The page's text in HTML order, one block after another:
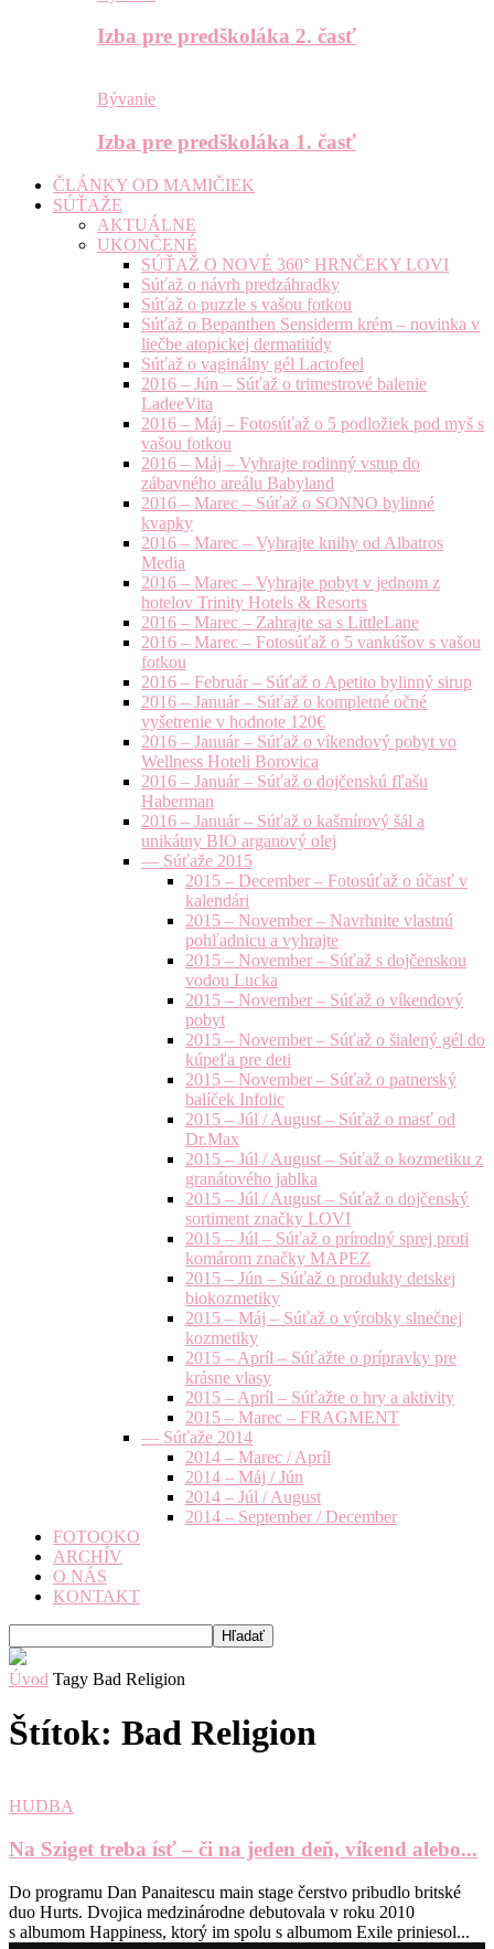
Izba pre predškoláka 2. časť
Bývanie
Izba pre predškoláka 1. časť
ČLÁNKY OD MAMIČIEK
SÚŤAŽE
AKTUÁLNE
UKONČENÉ
SÚŤAŽ O NOVÉ 360° HRNČEKY LOVI
Súťaž o návrh predzáhradky
Súťaž o puzzle s vašou fotkou
Súťaž o Bepanthen Sensiderm krém – novinka v
liečbe atopickej dermatitídy
Súťaž o vaginálny gél Lactofeel
2016 – Jún – Súťaž o trimestrové balenie
LadeeVita
2016 – Máj – Fotosúťaž o 5 podložiek pod myš s
vašou fotkou
2016 – Máj – Vyhrajte rodinný vstup do
zábavného areálu Babyland
2016 – Marec – Súťaž o SONNO bylinné
kvapky
2016 – Marec – Vyhrajte knihy od Albatros
Media
2016 – Marec – Vyhrajte pobyt v jednom z
hotelov Trinity Hotels & Resorts
2016 – Marec – Zahrajte sa s LittleLane
2016 – Marec – Fotosúťaž o 5 vankúšov s vašou
fotkou
2016 – Február – Súťaž o Apetito bylinný sirup
2016 – Január – Súťaž o kompletné očné
vyšetrenie v hodnote 120€
2016 – Január – Súťaž o víkendový pobyt vo
Wellness Hoteli Borovica
2016 – Január – Súťaž o dojčenskú fľašu
Haberman
2016 – Január – Súťaž o kašmírový šál a
unikátny BIO arganový olej
— Súťaže 2015
2015 – December – Fotosúťaž o účasť v
kalendári
2015 – November – Navrhnite vlastnú
pohľadnicu a vyhrajte
2015 – November – Súťaž s dojčenskou
vodou Lucka
2015 – November – Súťaž o víkendový
pobyt
2015 – November – Súťaž o šialený gél do
kúpeľa pre deti
2015 – November – Súťaž o patnerský
balíček Infolic
2015 – Júl / August – Súťaž o masť od
Dr.Max
2015 – Júl / August – Súťaž o kozmetiku z
granátového jablka
2015 – Júl / August – Súťaž o dojčenský
sortiment značky LOVI
2015 – Júl – Súťaž o prírodný sprej proti
komárom značky MAPEZ
2015 – Jún – Súťaž o produkty detskej
biokozmetiky
2015 – Máj – Súťaž o výrobky slnečnej
kozmetiky
2015 – Apríl – Súťažte o prípravky pre
krásne vlasy
2015 – Apríl – Súťažte o hry a aktivity
2015 – Marec – FRAGMENT
— Súťaže 2014
2014 – Marec / Apríl
2014 – Máj / Jún
2014 – Júl / August
2014 – September / December
FOTOOKO
ARCHÍV
O NÁS
KONTAKT
Úvod Tagy Bad Religion
Štítok: Bad Religion
HUDBA
Na Sziget treba ísť – či na jeden deň, víkend alebo...
Do programu Dan Panaitescu main stage čerstvo pribudlo britské
duo Hurts. Dvojica medzinárodne debutovala v roku 2010
s albumom Happiness, ktorý im spolu s albumom Exile priniesol...